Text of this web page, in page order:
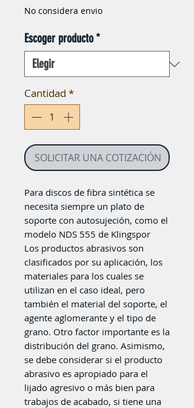
No considera envio
Escoger producto*
Cantidad *
SOLICITAR UNA COTIZACIÓN
Para discos de fibra sintética se
necesita siempre un plato de
soporte con autosujeción, como el
modelo NDS 555 de Klingspor
Los productos abrasivos son
clasificados por su aplicación, los
materiales para los cuales se
utilizan en el caso ideal, pero
también el material del soporte, el
agente aglomerante y el tipo de
grano. Otro factor importante es la
distribución del grano. Asimismo,
se debe considerar si el producto
abrasivo es apropiado para el
lijado agresivo o más bien para
trabajos de acabado, si tiene una